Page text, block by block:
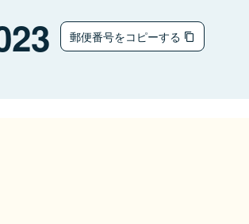
郵便番号をコピーする